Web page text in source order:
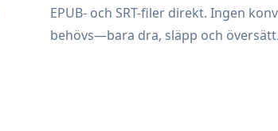
EPUB- och SRT-filer direkt. Ingen
behövs—bara dra, släpp och översätt.